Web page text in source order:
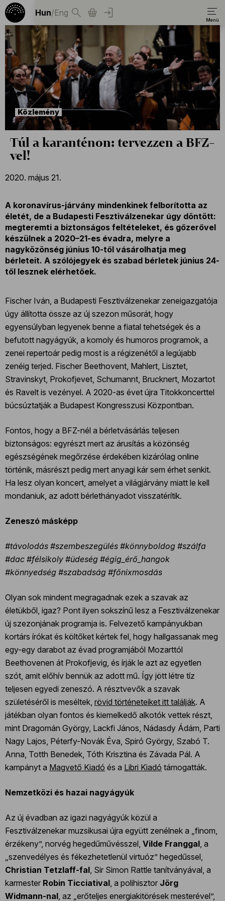
Hun/Eng
Közlemény
Túl a karanténon: tervezzen a BFZ-
vel!
2020. május 21.
A koronavírus-járvány mindenkinek felborította az
életét, de a Budapesti Fesztiválzenekar úgy döntött:
megteremti a biztonságos feltételeket, és gőzerővel
készülnek a 2020–21-es évadra, melyre a
nagyközönség június 10-től vásárolhatja meg
bérleteit. A szólójegyek és szabad bérletek június 24-
től lesznek elérhetőek.
Fischer Iván, a Budapesti Fesztiválzenekar zeneigazgatója
úgy állította össze az új szezon műsorát, hogy
egyensúlyban legyenek benne a fiatal tehetségek és a
befutott nagyágyúk, a komoly és humoros programok, a
zenei repertoár pedig most is a régizenétől a legújabb
zenéig terjed. Fischer Beethovent, Mahlert, Lisztet,
Stravinskyt, Prokofjevet, Schumannt, Brucknert, Mozartot
és Ravelt is vezényel. A 2020-as évet újra Titokkoncerttel
búcsúztatják a Budapest Kongresszusi Központban.
Fontos, hogy a BFZ-nél a bérletvásárlás teljesen
biztonságos: egyrészt mert az árusítás a közönség
egészségének megőrzése érdekében kizárólag online
történik, másrészt pedig mert anyagi kár sem érhet senkit.
Ha lesz olyan koncert, amelyet a világjárvány miatt le kell
mondaniuk, az adott bérlethányadot visszatérítik.
Zeneszó másképp
#távolodás #szembeszegülés #könnyboldog #szálfa
#dac #félsikoly #üdeség #égig_érő_hangok
#könnyedség #szabadság #főnixmosdás
Olyan sok mindent megragadnak ezek a szavak az
életükből, igaz? Pont ilyen sokszínű lesz a Fesztiválzenekar
új szezonjának programja is. Felvezető kampányukban
kortárs írókat és költőket kértek fel, hogy hallgassanak meg
egy-egy darabot az évad programjából Mozarttól
Beethovenen át Prokofjevig, és írják le azt az egyetlen
szót, amit előhív bennük az adott mű. Így jött létre tíz
teljesen egyedi zeneszó. A résztvevők a szavak
születéséről is meséltek, rövid történeteiket itt találják. A
játékban olyan fontos és kiemelkedő alkotók vettek részt,
mint Dragomán György, Lackfi János, Nádasdy Ádám, Parti
Nagy Lajos, Péterfy-Novák Éva, Spiró György, Szabó T.
Anna, Totth Benedek, Tóth Krisztina és Závada Pál. A
kampányt a Magvető Kiadó és a Libri Kiadó támogatták.
Nemzetközi és hazai nagyágyúk
Az új évadban az igazi nagyágyúk közül a
Fesztiválzenekar muzsikusai újra együtt zenélnek a „finom,
érzékeny”, norvég hegedűművésszel, Vilde Franggal, a
„szenvedélyes és fékezhetetlenül virtuóz” hegedűssel,
Christian Tetzlaff-fal, Sir Simon Rattle tanítványával, a
karmester Robin Ticciatival, a polihisztor Jörg
Widmann-nal, az „erőteljes energiakitörések mesterével”,